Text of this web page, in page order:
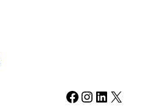
Facebook Instagram LinkedIn X